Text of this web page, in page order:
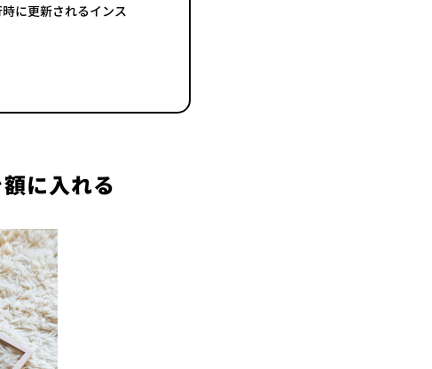
に更新されるインス
に入れる